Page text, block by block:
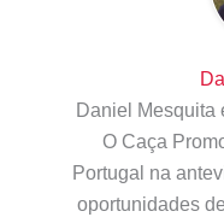
Daniel Mesquita
O Caça
Portugal na
oportunidades